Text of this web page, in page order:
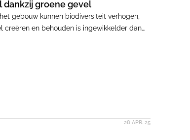
dankzij groene gevel
gebouw kunnen biodiversiteit verhogen,
creëren en behouden is ingewikkelder dan
28 APR. 25